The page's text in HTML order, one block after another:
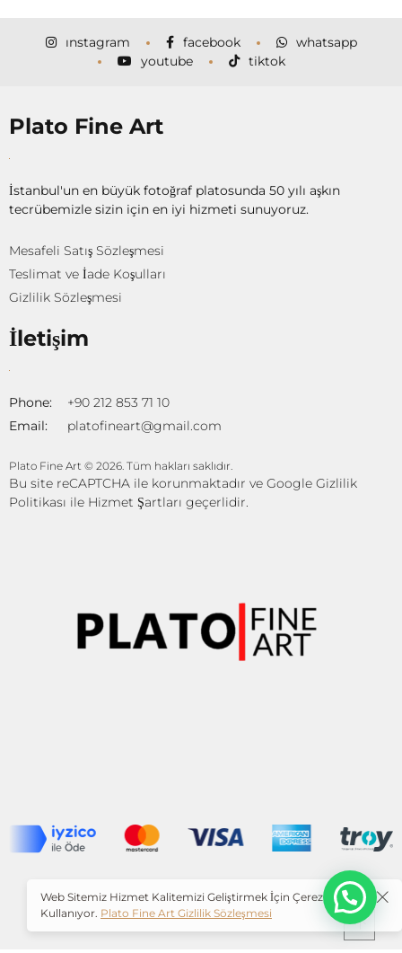
instagram facebook
whatsapp
youtube
tiktok
Plato Fine Art
İstanbul'un en büyük fotoğraf platosunda 50 yılı aşkın
tecrübemizle sizin için en iyi hizmeti sunuyoruz.
Mesafeli Satış Sözleşmesi
Teslimat ve İade Koşulları
Gizlilik Sözleşmesi
İletişim
Phone:
+90 212 853 71 10
Email:
platofineart@gmail.com
Plato Fine Art © 2026. Tüm hakları saklıdır.
Bu site reCAPTCHA ile korunmaktadır ve Google Gizlilik
Politikası ile Hizmet Şartları geçerlidir.
Web Sitemiz Hizmet Kalitemizi Geliştirmek İçin Çerezleri
Kullanıyor. Plato Fine Art Gizlilik Sözleşmesi